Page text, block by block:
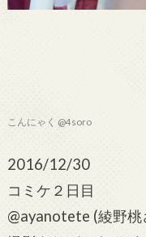
こんにゃく @4soro
2016/12/30
コミケ２日目
@ayanotete (綾野桃